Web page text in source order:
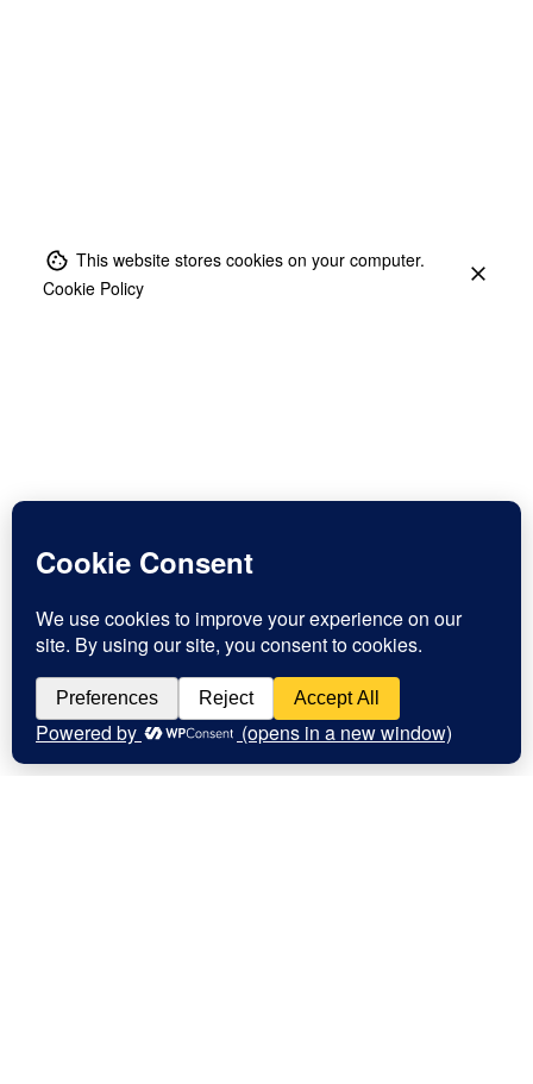
This website stores cookies on your computer.
Cookie Policy